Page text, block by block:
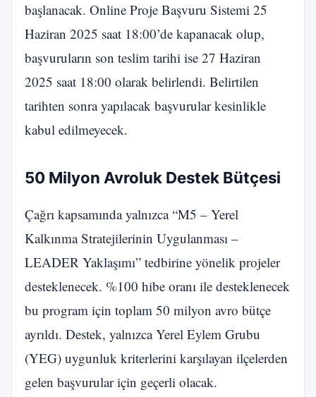
başlanacak. Online Proje Başvuru Sistemi 25
Haziran 2025 saat 18:00’de kapanacak olup,
başvuruların son teslim tarihi ise 27 Haziran
2025 saat 18:00 olarak belirlendi. Belirtilen
tarihten sonra yapılacak başvurular kesinlikle
kabul edilmeyecek.
50 Milyon Avroluk Destek Bütçesi
Çağrı kapsamında yalnızca “M5 – Yerel
Kalkınma Stratejilerinin Uygulanması –
LEADER Yaklaşımı” tedbirine yönelik projeler
desteklenecek. %100 hibe oranı ile desteklenecek
bu program için toplam 50 milyon avro bütçe
ayrıldı. Destek, yalnızca Yerel Eylem Grubu
(YEG) uygunluk kriterlerini karşılayan ilçelerden
gelen başvurular için geçerli olacak.